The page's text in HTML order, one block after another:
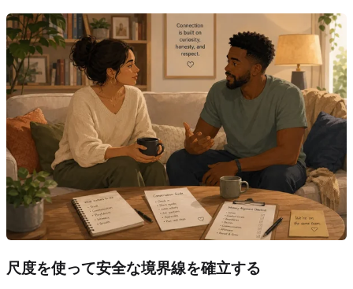
尺度を使って安全な境界線を確立する